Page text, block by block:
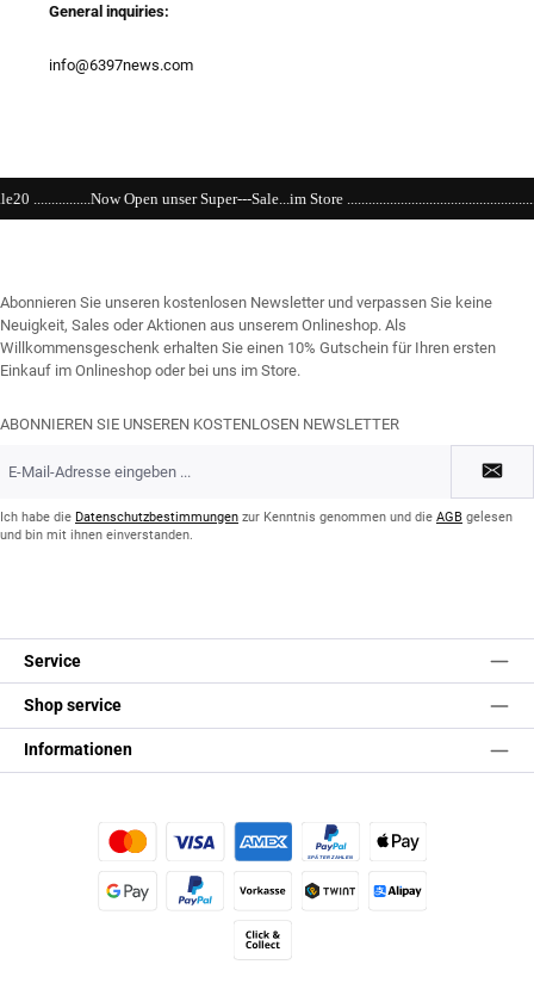
General inquiries:
info@6397news.com
Open unser Super---Sale...im Store
Abonnieren Sie unseren kostenlosen Newsletter und verpassen Sie keine
Neuigkeit, Sales oder Aktionen aus unserem Onlineshop. Als
Willkommensgeschenk erhalten Sie einen 10% Gutschein für Ihren ersten
Einkauf im Onlineshop oder bei uns im Store.
ABONNIEREN SIE UNSEREN KOSTENLOSEN NEWSLETTER
Mail-
*Ich habe die Datenschutzbestimmungen zur Kenntnis genommen und die AGB gelesen
und bin mit ihnen einverstanden.
Service
Shop service
Informationen
Kredit- oder Debitkarte Später BezahlenApple Pay
Vorkasse